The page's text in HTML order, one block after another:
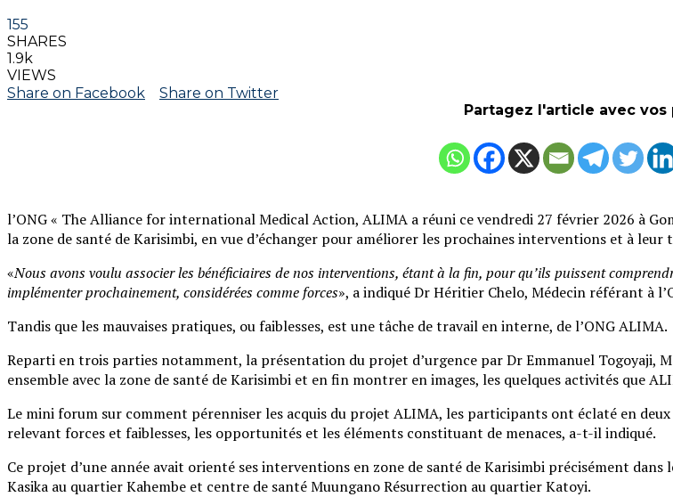
155
SHARES
1.9k
VIEWS
Share on Facebook
Share on Twitter
Partagez l'article avec vos
l’ONG « The Alliance for international Medical Action, ALIMA a réuni ce vendredi 27 février 2026 à
la zone de santé de Karisimbi, en vue d’échanger pour améliorer les prochaines interventions et à
«Nous avons voulu associer les bénéficiaires de nos interventions, étant à la fin, pour qu’ils puissent
implémenter prochainement, considérées comme forces», a indiqué Dr Héritier Chelo, Médecin référant à
Tandis que les mauvaises pratiques, ou faiblesses, est une tâche de travail en interne, de l’ONG ALIMA.
Reparti en trois parties notamment, la présentation du projet d’urgence par Dr Emmanuel Togoyaji,
ensemble avec la zone de santé de Karisimbi et en fin montrer en images, les quelques activités que
Le mini forum sur comment pérenniser les acquis du projet ALIMA, les participants ont éclaté en
relevant forces et faiblesses, les opportunités et les éléments constituant de menaces, a-t-il indiqué.
Ce projet d’une année avait orienté ses interventions en zone de santé de Karisimbi précisément
Kasika au quartier Kahembe et centre de santé Muungano Résurrection au quartier Katoyi.